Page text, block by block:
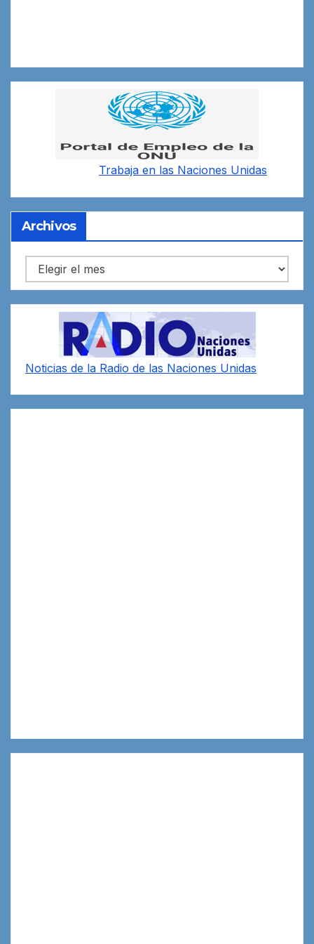
Trabaja en las Naciones Unidas
Archivos
Archivos
Noticias de la Radio de las Naciones Unidas